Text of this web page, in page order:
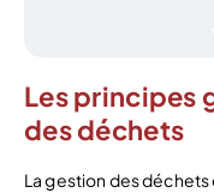
Les principes
des déchets
La gestion des